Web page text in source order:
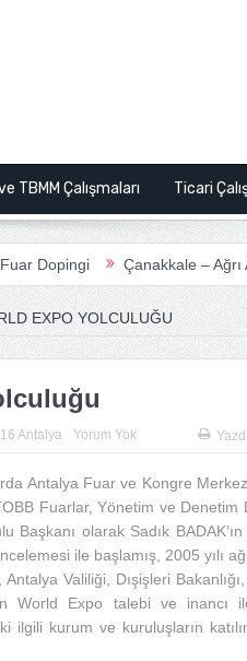
TBMM Çalışmaları Ticari
Çanakkale – Ağrı Anadolu
EXPO YOLCULUĞU
Antalya Yorum Yok
Antalya Fuar ve Kongre
Fuarlar, Yönetim ve Denetim
olarak Sadık BADAK’ın
ile başlamış, 2005 yılı
Valiliği, Dışişleri
World Expo talebi ve inancı
kurum ve kuruluşların